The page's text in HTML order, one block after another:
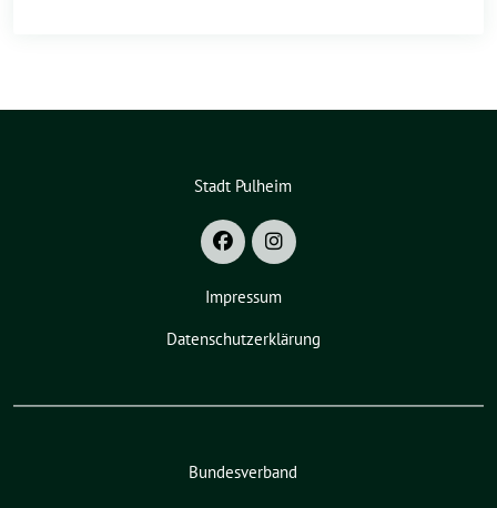
Stadt Pulheim
Impressum
Datenschutzerklärung
Bundesverband